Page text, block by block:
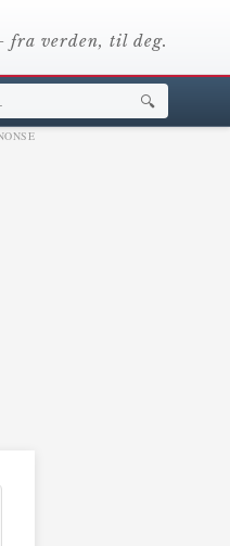
fra verden, til deg.
🔍